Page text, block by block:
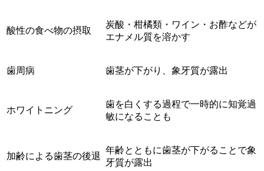
酸性の食べ物の摂取
炭酸・柑橘類・ワイン・お酢などが
エナメル質を溶かす
歯周病 歯茎が下がり、象牙質が露出
ホワイトニング
歯を白くする過程で一時的に知覚過
敏になることも
加齢による歯茎の後退
年齢とともに歯茎が下がることで象
牙質が露出